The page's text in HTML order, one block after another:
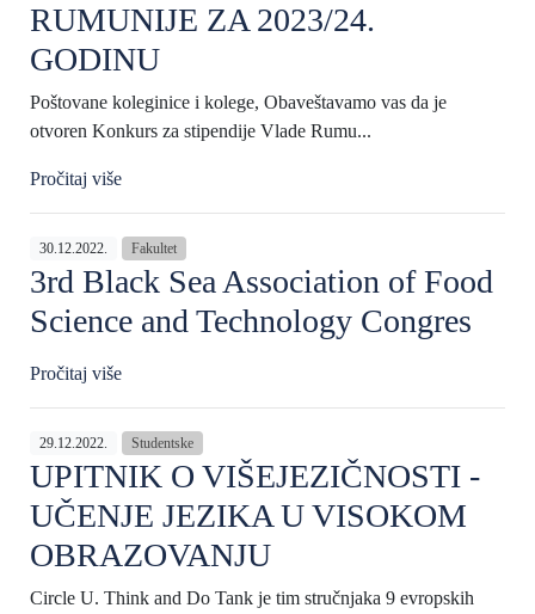
RUMUNIJE ZA 2023/24.
GODINU
Poštovane koleginice i kolege, Obaveštavamo vas da je
otvoren Konkurs za stipendije Vlade Rumu...
Pročitaj više
30.12.2022. Fakultet
3rd Black Sea Association of Food
Science and Technology Congres
Pročitaj više
29.12.2022. Studentske
UPITNIK O VIŠEJEZIČNOSTI -
UČENJE JEZIKA U VISOKOM
OBRAZOVANJU
Circle U. Think and Do Tank je tim stručnjaka 9 evropskih